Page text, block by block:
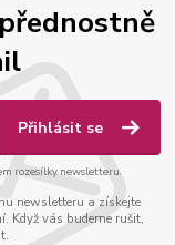
Přihlásit se
rozesílky newsletteru.
newsletteru a získejte
Když vás budeme rušit,